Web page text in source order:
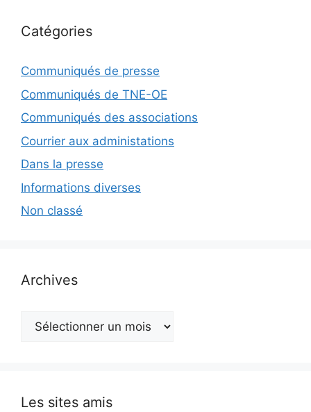
Catégories
Communiqués de presse
Communiqués de TNE-OE
Communiqués des associations
Courrier aux administations
Dans la presse
Informations diverses
Non classé
Archives
Archives
Les sites amis